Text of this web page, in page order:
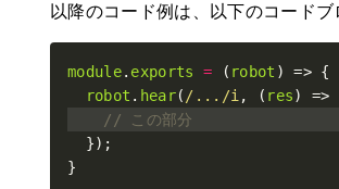
以降のコード例は、以下のコード
module. exports = ( robot
robot . hear( /.../i , ( res
}